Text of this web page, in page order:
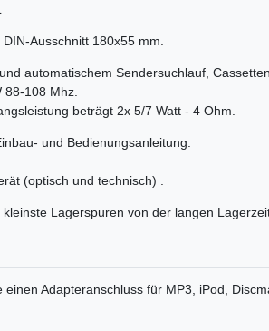
Ausschnitt 180x55 mm.
automatischem Sendersuchlauf,
108 Mhz.
beträgt 2x 5/7 Watt - 4 Ohm.
und Bedienungsanleitung.
(optisch und technisch) .
Lagerspuren von der langen
Adapteranschluss für MP3, iPod,